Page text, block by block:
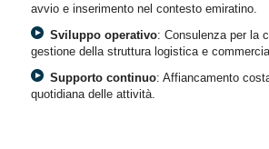
avvio e inserimento nel contesto emiratino.
Sviluppo operativo: Consulenza per la
gestione della struttura logistica e
Supporto continuo: Affiancamento
quotidiana delle attività.